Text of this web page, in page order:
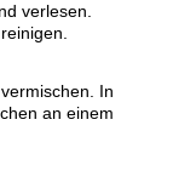
verlesen.
In
an einem